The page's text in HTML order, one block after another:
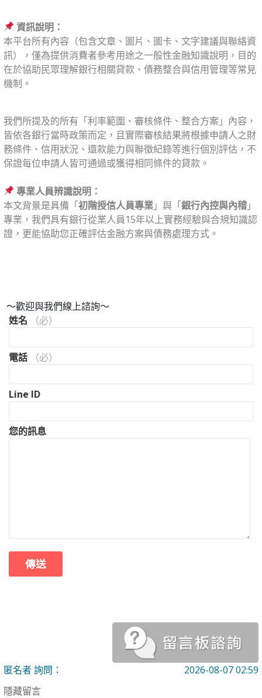
資訊說明：
本平台所有內容（包含文章、圖片、圖卡、文字建議與聯絡資
訊），僅為提供消費者參考用途之一般性金融知識說明，目的
在於協助民眾理解銀行相關貸款、債務整合與信用管理等常見
機制。
我們所提及的所有「利率範圍、審核條件、整合方案」內容，
皆依各銀行當時政策而定，且實際審核結果將根據申請人之財
務條件、信用狀況、還款能力與聯徵紀錄等進行個別評估，不
保證每位申請人皆可通過或獲得相同條件的貸款。
專業人員辨識說明：
本文背景是具備「初階授信人員專業」與「銀行內控與內稽」
專業，我們具有銀行從業人員15年以上實務經驗與合規知識認
證，更能協助您正確評估金融方案與債務處理方式。
～歡迎與我們線上諮詢～
姓名 （必）
電話 （必）
Line ID
您的訊息
匿名者 詢問：
2026-08-07 02:59
隱藏留言